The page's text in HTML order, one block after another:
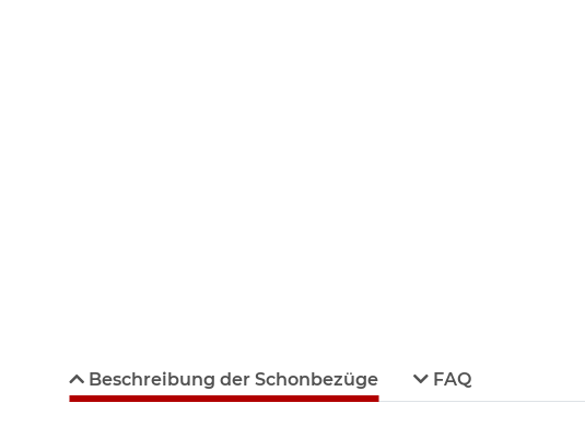
Beschreibung der Schonbezüge FAQ